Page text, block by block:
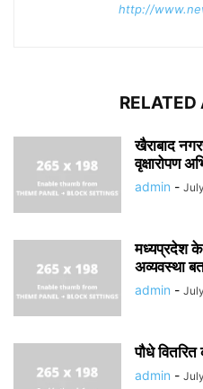
http://
RELATED
खैराबाद
वृक्षारोपण
admin -
मध्यप्रदेश के
अव्यवस्था
admin -
पौधे
admin -